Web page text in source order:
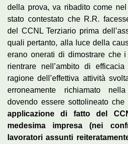
della prova, va ribadito come
stato contestato che R.R.
del CCNL Terziario prima
quali pertanto, alla luce della
erano onerati di dimostrare che
rientrare nell’ambito di
ragione dell’effettiva attività
erroneamente richiamato
dovendo essere sottolineato che
applicazione di fatto del
medesima impresa (nei
lavoratori assunti